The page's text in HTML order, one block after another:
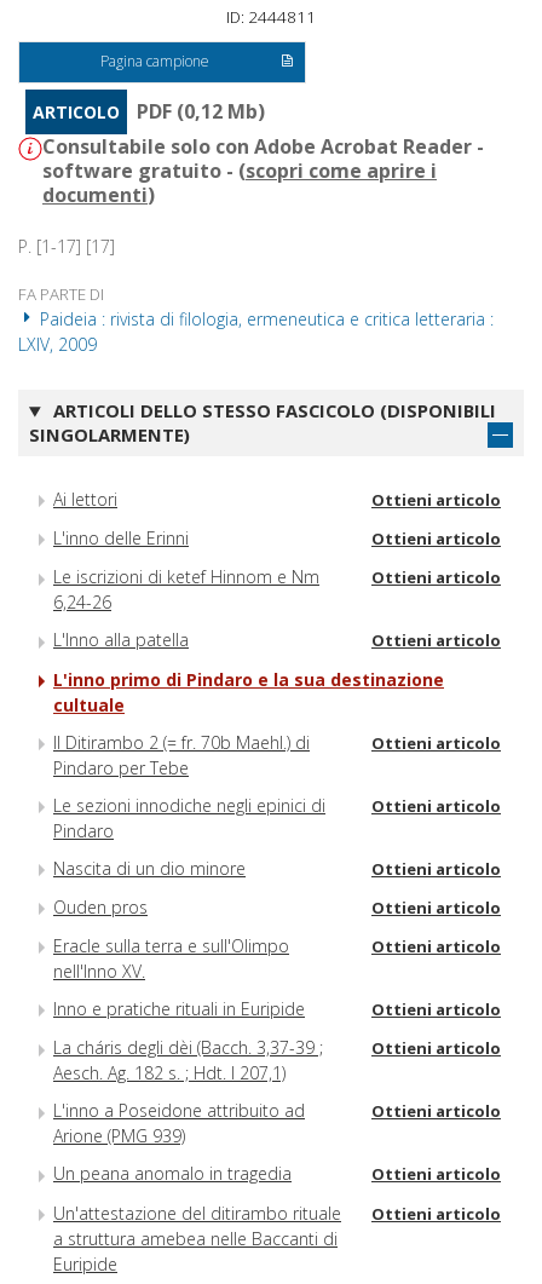
ID: 2444811
Pagina campione
ARTICOLO
PDF (0,12 Mb)
Consultabile solo con Adobe Acrobat Reader -
software gratuito - (scopri come aprire i
documenti)
P. [1-17] [17]
FA PARTE DI
Paideia : rivista di filologia, ermeneutica e critica letteraria :
LXIV, 2009
ARTICOLI DELLO STESSO FASCICOLO (DISPONIBILI
SINGOLARMENTE)
Ai lettori Ottieni articolo
L'inno delle Erinni Ottieni articolo
Le iscrizioni di ketef Hinnom e Nm
6,24-26
Ottieni articolo
L'Inno alla patella Ottieni articolo
L'inno primo di Pindaro e la sua destinazione
cultuale
Il Ditirambo 2 (= fr. 70b Maehl.) di
Pindaro per Tebe
Ottieni articolo
Le sezioni innodiche negli epinici di
Pindaro
Ottieni articolo
Nascita di un dio minore Ottieni articolo
Ouden pros Ottieni articolo
Eracle sulla terra e sull'Olimpo
nell'Inno XV.
Ottieni articolo
Inno e pratiche rituali in Euripide Ottieni articolo
La cháris degli dèi (Bacch. 3,37-39 ;
Aesch. Ag. 182 s. ; Hdt. I 207,1)
Ottieni articolo
L'inno a Poseidone attribuito ad
Arione (PMG 939)
Ottieni articolo
Un peana anomalo in tragedia Ottieni articolo
Un'attestazione del ditirambo rituale
a struttura amebea nelle Baccanti di
Euripide
Ottieni articolo